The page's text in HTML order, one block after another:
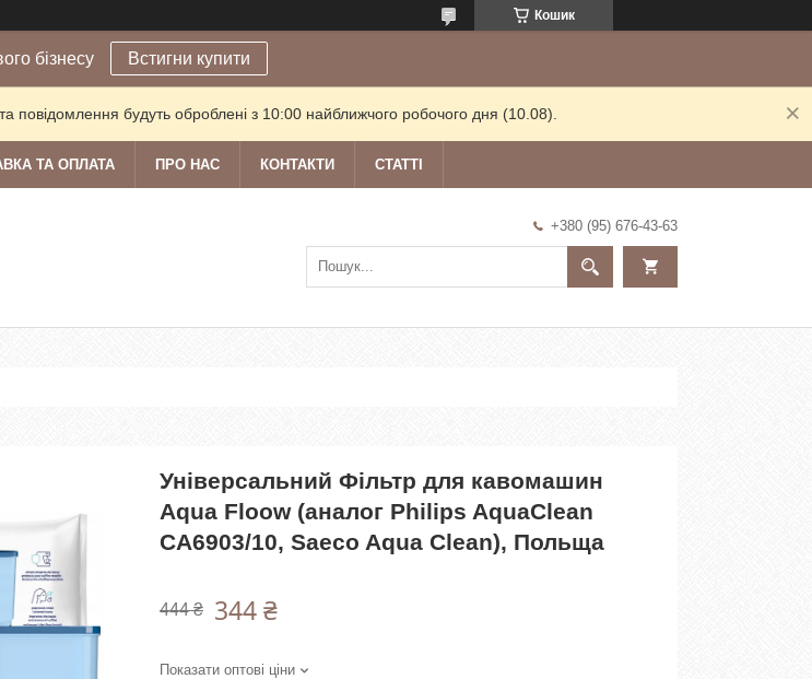
Кошик
бізнесу Встигни купити
повідомлення будуть оброблені з 10:00 найближчого робочого дня (10.08).
ТА ОПЛАТА ПРО НАС КОНТАКТИ СТАТТІ
+380 (95) 676-43-63
Універсальний Фільтр для кавомашин
Aqua Floow (аналог Philips AquaClean
CA6903/10, Saeco Aqua Clean), Польща
444 ₴ 344 ₴
Показати оптові ціни